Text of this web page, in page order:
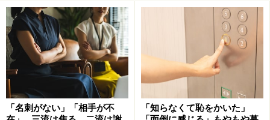
の返信例
退職の挨拶メールでは、相手をねぎらい、これから
の生活にエールを
退職の挨拶メール1：個人宛に届いた場合は
「名刺がない」「相手が不
「知らなくて恥をかいた」